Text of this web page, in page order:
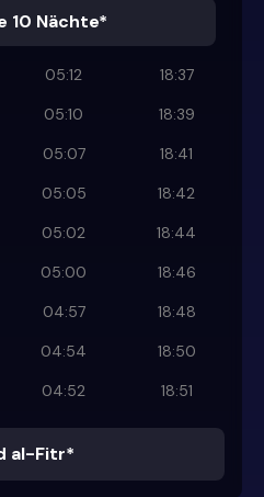
10 Nächte*
05:12
18:37
05:10
18:39
05:07
18:41
05:05
18:42
05:02
18:44
05:00
18:46
04:57
18:48
04:54
18:50
04:52 18:51
al-Fitr*